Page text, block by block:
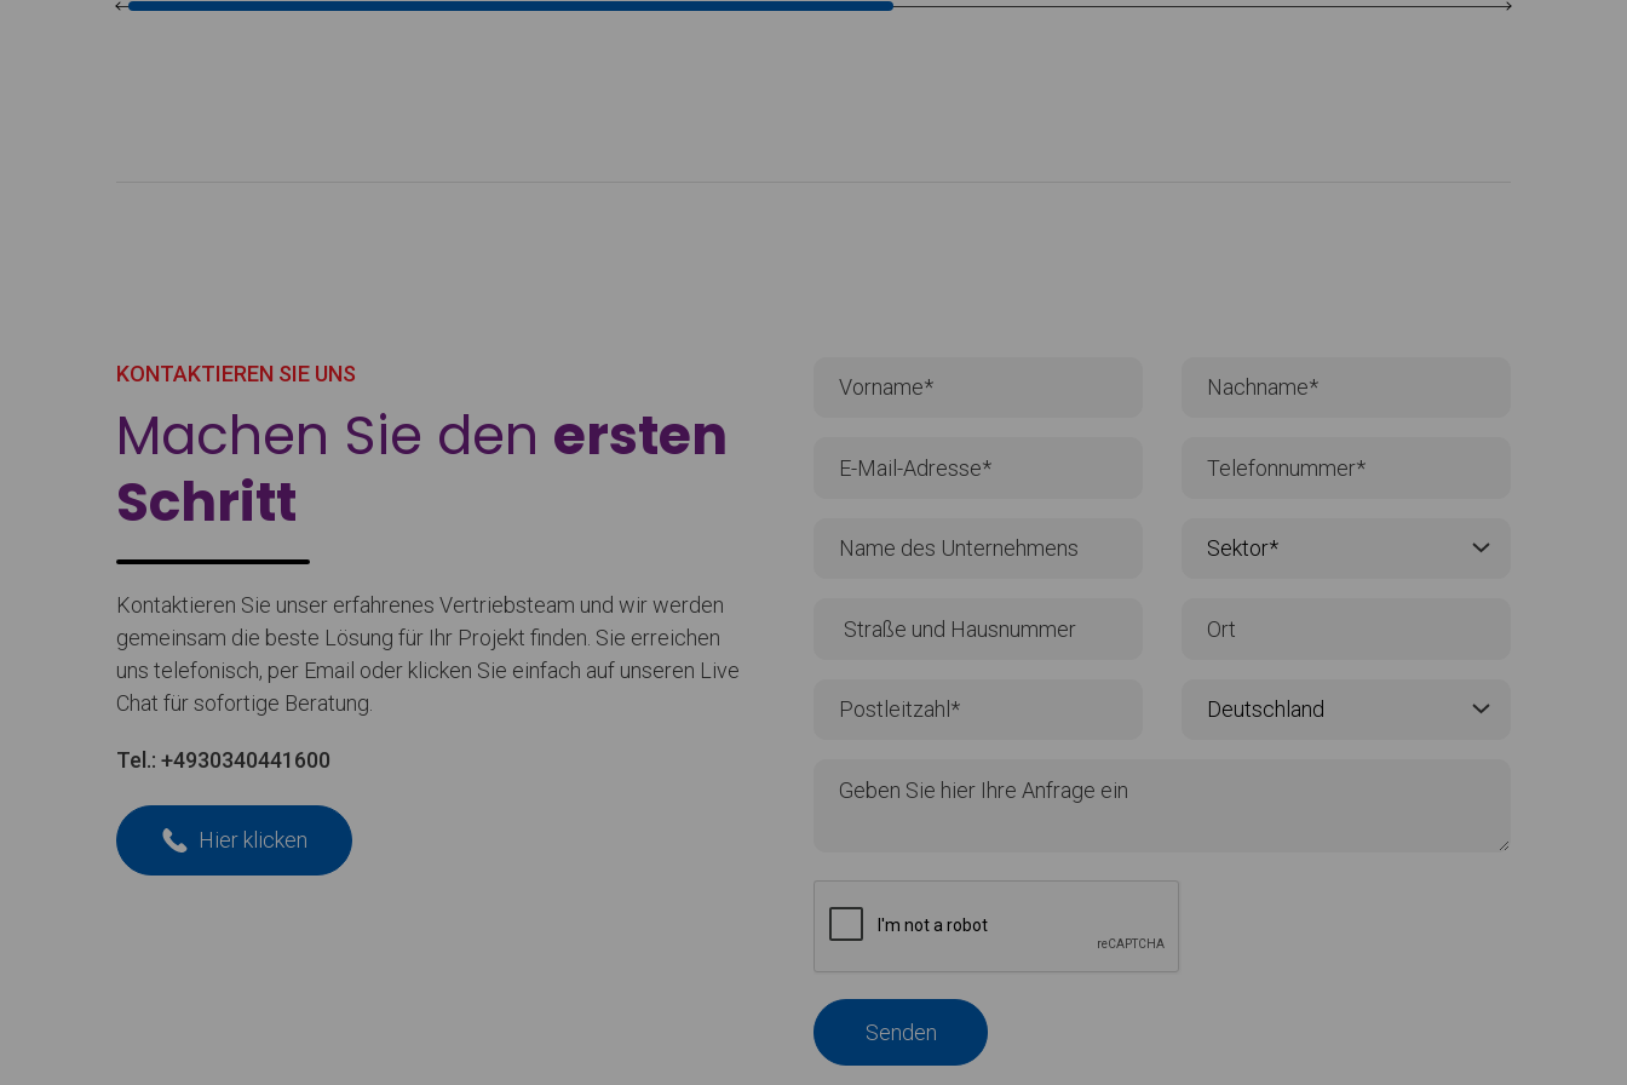
KONTAKTIEREN SIE UNS
Machen Sie den ersten
Schritt
Kontaktieren Sie unser erfahrenes Vertriebsteam und wir werden
gemeinsam die beste Lösung für Ihr Projekt finden. Sie erreichen
uns telefonisch, per Email oder klicken Sie einfach auf unseren Live
Chat für sofortige Beratung.
Tel.: +4930340441600
Hier klicken
Senden